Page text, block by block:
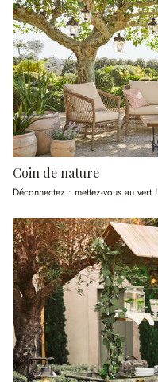
Coin de nature
Déconnectez : mettez-vous au vert !